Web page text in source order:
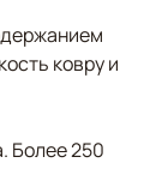
ковру и
Более 250